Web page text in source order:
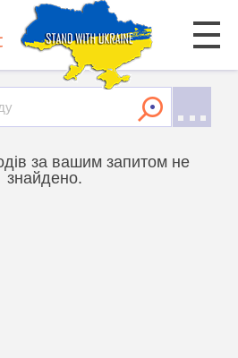
за вашим запитом не
знайдено.